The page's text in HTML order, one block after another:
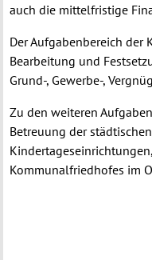
auch die mittelfristige
Der Aufgabenbereich der
Bearbeitung und
Grund-, Gewerbe-,
Zu den weiteren
Betreuung der
Kommunalfriedhofes im